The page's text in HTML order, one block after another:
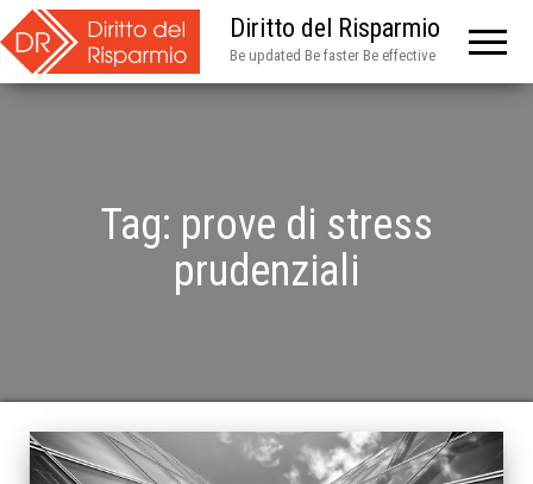
Diritto del Risparmio
Be updated Be faster Be effective
Tag: prove di stress
prudenziali